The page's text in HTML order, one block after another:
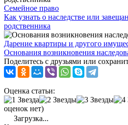
Семейное право
Как узнать о наследстве или
родственника
Дарение квартиры и другого
Основания возникновения
Поделитесь с друзьями или
Оценка статьи:
оценок нет)
Загрузка...